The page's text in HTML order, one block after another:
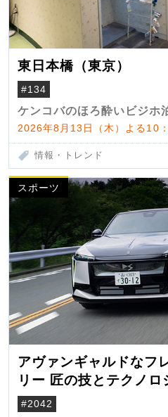
東日本橋（東京）
#134
ケンコバのほろ酔いビジホ
2026年8月13日（木）よる10
情報・トレンド
スポーツ
アヴァンギャルドなフ
リー 匠の技とテクノ
界観
#2042